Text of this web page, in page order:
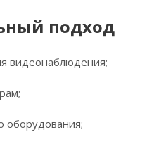
подход
видеонаблюдения;
оборудования;